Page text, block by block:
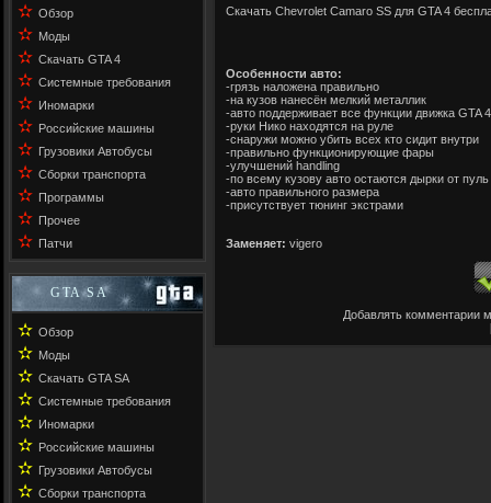
✫ Обзор
✫ Моды
✫ Скачать GTA 4
✫ Системные требования
✫ Иномарки
✫ Российские машины
✫ Грузовики Автобусы
✫ Сборки транспорта
✫ Программы
✫ Прочее
✫ Патчи
GTA SA
✫ Обзор
✫ Моды
✫ Скачать GTA SA
✫ Системные требования
✫ Иномарки
✫ Российские машины
✫ Грузовики Автобусы
✫ Сборки транспорта
Скачать Chevrolet Camaro SS для GTA 4
Особенности авто:
-грязь наложена правильно
-на кузов нанесён мелкий металлик
-авто поддерживает все функции движка GTA 4
-руки Нико находятся на руле
-снаружи можно убить всех кто сидит внутри
-правильно функционирующие фары
-улучшений handling
-по всему кузову авто остаются дырки от пуль
-авто правильного размера
-присутствует тюнинг экстрами
Заменяет: vigero
Добавлять комментарии